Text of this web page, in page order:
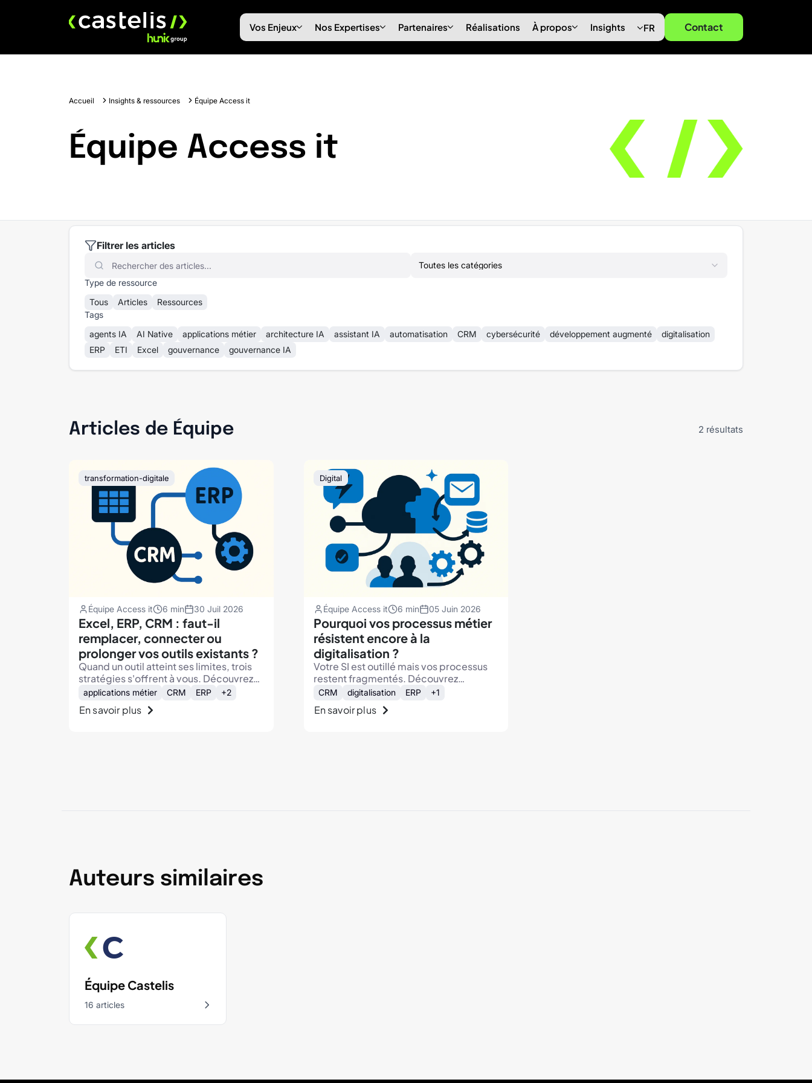
Vos Enjeux Nos Expertises Partenaires Réalisations À propos Insights FR Contact
Accueil Insights & ressources Équipe Access it
Équipe Access it
Filtrer les articles
Type de ressource
Tous
Articles
Ressources
Tags
agents IA
AI Native applications métier architecture IA assistant IA automatisation CRM cybersécurité développement augmenté
digitalisation
ERP
ETI Excel gouvernance gouvernance IA
Articles de Équipe 2 résultats
transformation-digitale
Équipe Access it 6 min 30 Juil 2026
Excel, ERP, CRM : faut-il
remplacer, connecter ou
prolonger vos outils existants ?
Quand un outil atteint ses limites, trois
stratégies s'offrent à vous. Découvrez
comment choisir selon le rôle réel de
applications métier CRM ERP +2
En savoir plus
Digital
Équipe Access it 6 min 05 Juin 2026
Pourquoi vos processus métier
résistent encore à la
digitalisation ?
Votre SI est outillé mais vos processus
restent fragmentés. Découvrez
pourquoi et comment moderniser sans
CRM digitalisation ERP +1
En savoir plus
Auteurs similaires
Équipe Castelis
16 articles